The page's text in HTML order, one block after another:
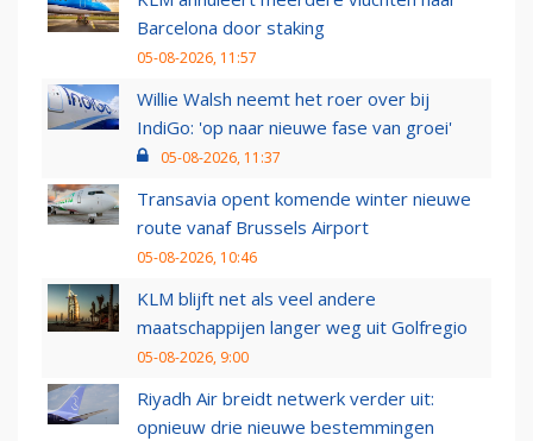
Barcelona door staking
05-08-2026, 11:57
Willie Walsh neemt het roer over bij
IndiGo: 'op naar nieuwe fase van groei'
05-08-2026, 11:37
Transavia opent komende winter nieuwe
route vanaf Brussels Airport
05-08-2026, 10:46
KLM blijft net als veel andere
maatschappijen langer weg uit Golfregio
05-08-2026, 9:00
Riyadh Air breidt netwerk verder uit:
opnieuw drie nieuwe bestemmingen